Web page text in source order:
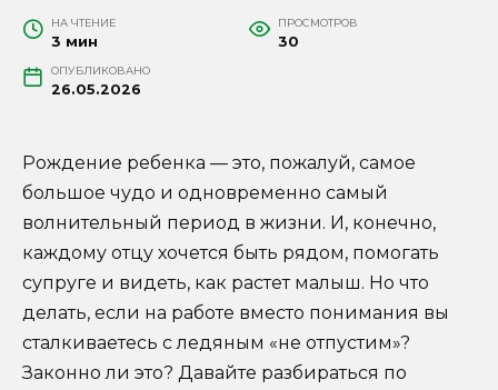
НА ЧТЕНИЕ
3 мин
ПРОСМОТРОВ
30
ОПУБЛИКОВАНО
26.05.2026
Рождение ребенка — это, пожалуй, самое
большое чудо и одновременно самый
волнительный период в жизни. И, конечно,
каждому отцу хочется быть рядом, помогать
супруге и видеть, как растет малыш. Но что
делать, если на работе вместо понимания вы
сталкиваетесь с ледяным «не отпустим»?
Законно ли это? Давайте разбираться по